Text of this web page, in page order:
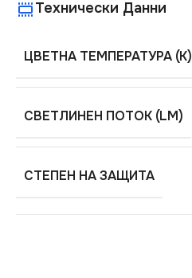
Технически Данни
ЦВЕТНА ТЕМПЕРАТУРА (K)
СВЕТЛИНЕН ПОТОК (LM)
СТЕПЕН НА ЗАЩИТА